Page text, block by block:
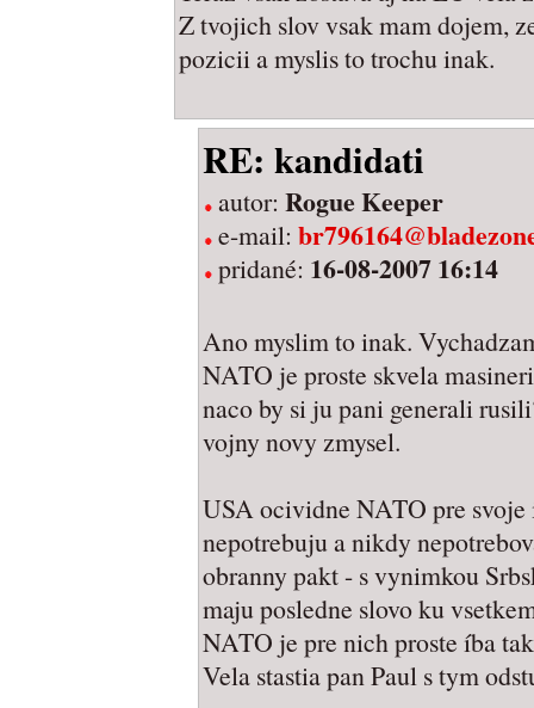
Z tvojich slov vsak mam dojem,
pozicii a myslis to trochu inak.
RE: kandidati
autor: Rogue Keeper
e-mail:
pridané: 16-08-2007 16:14
Ano myslim to inak.
NATO je proste skvela
naco by si ju pani generali
vojny novy zmysel.
USA ocividne NATO pre
nepotrebuju a nikdy
obranny pakt - s vynimkou
maju posledne slovo ku
NATO je pre nich proste íba
Vela stastia pan Paul s tym